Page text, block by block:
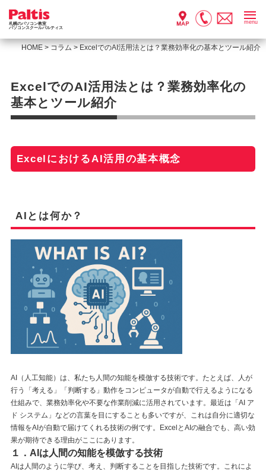
札幌のパソコン教室
パソコンスクールパルティス
menu
HOME > コラム > ExcelでのAI活用法とは？業務効率化の基本とツール紹介
ExcelでのAI活用法とは？業務効率化の
基本とツール紹介
ExcelにおけるAI活用の基本概念
AIとは何か？
AI（人工知能）は、私たち人間の知能を模倣する技術です。たとえば、人が
行う「考える」「判断する」動作をコンピュータが自動で行えるようになる
仕組みで、業務効率化や不要な作業削減に活用されています。最近は「AI ア
ド システム」などの言葉を目にすることも多いですが、これは自分に適切な
情報をAIが自動で届けてくれる技術の例です。ExcelとAIの融合でも、高い効
果が期待できる理由がここにあります。
１．AIは人間の知能を模倣する技術
AIは人間のように学び、考え、判断することを目指した技術です。これによ